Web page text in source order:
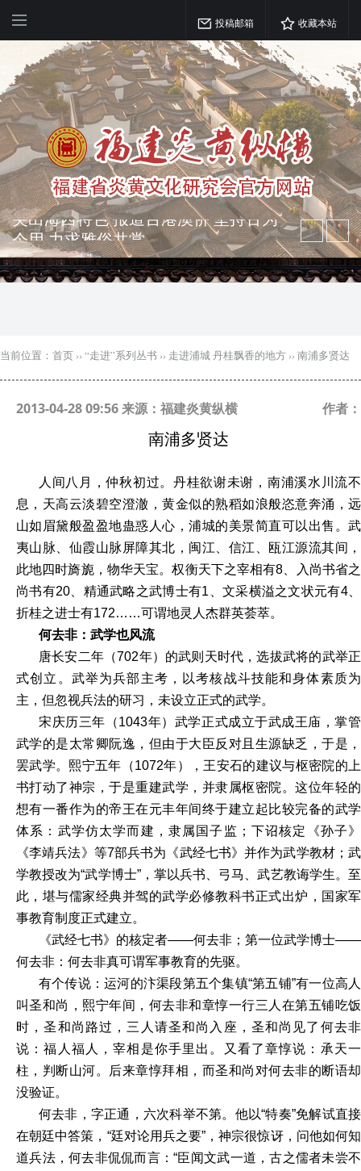
投稿邮箱 收藏本站
弘扬优秀文化 振奋民族精神 介绍民族
瑰宝 宣传中华精英
突出海西特色 报道台港澳侨 坚持古为
当前位置： 首页 ›› “走进”系列丛书 ›› 走进浦城 丹桂飘香的地方 ›› 南浦多贤达
2013-04-28 09:56 来源：福建炎黄纵横
作者：
南浦多贤达
人间八月，仲秋初过。丹桂欲谢未谢，南浦溪水川流不
息，天高云淡碧空澄澈，黄金似的熟稻如浪般恣意奔涌，远
山如眉黛般盈盈地蛊惑人心，浦城的美景简直可以出售。武
夷山脉、仙霞山脉屏障其北，闽江、信江、瓯江源流其间，
此地四时旖旎，物华天宝。权衡天下之宰相有8、入尚书省之
尚书有20、精通武略之武博士有1、文采横溢之文状元有4、
折桂之进士有172……可谓地灵人杰群英荟萃。
何去非：武学也风流
唐长安二年（702年）的武则天时代，选拔武将的武举正
式创立。武举为兵部主考，以考核战斗技能和身体素质为
主，但忽视兵法的研习，未设立正式的武学。
宋庆历三年（1043年）武学正式成立于武成王庙，掌管
武学的是太常卿阮逸，但由于大臣反对且生源缺乏，于是，
罢武学。熙宁五年（1072年），王安石的建议与枢密院的上
书打动了神宗，于是重建武学，并隶属枢密院。这位年轻的
想有一番作为的帝王在元丰年间终于建立起比较完备的武学
体系：武学仿太学而建，隶属国子监；下诏核定《孙子》
《李靖兵法》等7部兵书为《武经七书》并作为武学教材；武
学教授改为“武学博士”，掌以兵书、弓马、武艺教诲学生。至
此，堪与儒家经典并驾的武学必修教科书正式出炉，国家军
事教育制度正式建立。
《武经七书》的核定者——何去非；第一位武学博士——
何去非：何去非真可谓军事教育的先驱。
有个传说：运河的汴渠段第五个集镇“第五铺”有一位高人
叫圣和尚，熙宁年间，何去非和章惇一行三人在第五铺吃饭
时，圣和尚路过，三人请圣和尚入座，圣和尚见了何去非
说：福人福人，宰相是你手里出。又看了章惇说：承天一
柱，判断山河。后来章惇拜相，而圣和尚对何去非的断语却
没验证。
何去非，字正通，六次科举不第。他以“特奏”免解试直接
在朝廷中答策，“廷对论用兵之要”，神宗很惊讶，问他如何知
道兵法，何去非侃侃而言：“臣闻文武一道，古之儒者未尝不